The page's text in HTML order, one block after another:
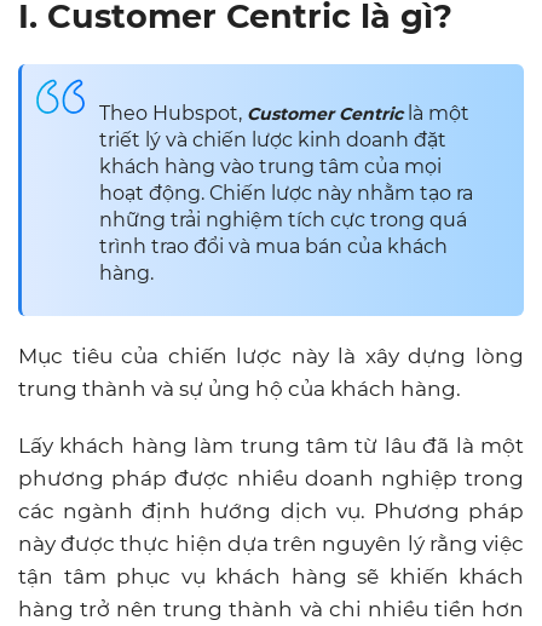
I. Customer Centric là gì?
Theo Hubspot, Customer Centriclà một
triết lý và chiến lược kinh doanh đặt
khách hàng vào trung tâm của mọi
hoạt động. Chiến lược này nhằm tạo ra
những trải nghiệm tích cực trong quá
trình trao đổi và mua bán của khách
hàng.
Mục tiêu của chiến lược này là xây dựng lòng
trung thành và sự ủng hộ của khách hàng.
Lấy khách hàng làm trung tâm từ lâu đã là một
phương pháp được nhiều doanh nghiệp trong
các ngành định hướng dịch vụ. Phương pháp
này được thực hiện dựa trên nguyên lý rằng việc
tận tâm phục vụ khách hàng sẽ khiến khách
hàng trở nên trung thành và chi nhiều tiền hơn